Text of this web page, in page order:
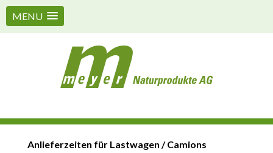
MENU
Anlieferzeiten für Lastwagen / Camions